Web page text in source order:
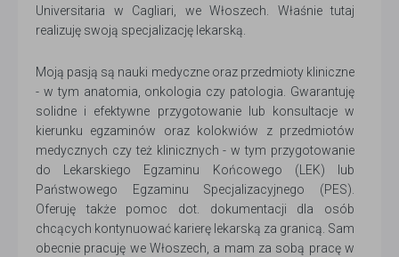
Universitaria w Cagliari, we Włoszech. Właśnie tutaj
realizuję swoją specjalizację lekarską.
Moją pasją są nauki medyczne oraz przedmioty kliniczne
- w tym anatomia, onkologia czy patologia. Gwarantuję
solidne i efektywne przygotowanie lub konsultacje w
kierunku egzaminów oraz kolokwiów z przedmiotów
medycznych czy też klinicznych - w tym przygotowanie
do Lekarskiego Egzaminu Końcowego (LEK) lub
Państwowego Egzaminu Specjalizacyjnego (PES).
Oferuję także pomoc dot. dokumentacji dla osób
chcących kontynuować karierę lekarską za granicą. Sam
obecnie pracuję we Włoszech, a mam za sobą pracę w